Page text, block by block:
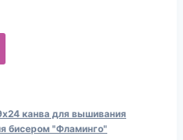
канва для вышивания
бисером "Фламинго"